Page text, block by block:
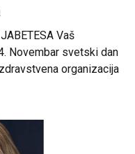
Vaš
Novembar svetski dan
organizacija
živote milonima ljudi
procenjuje